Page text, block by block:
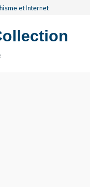
et Internet